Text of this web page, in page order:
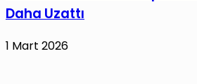
Daha Uzattı
1 Mart 2026